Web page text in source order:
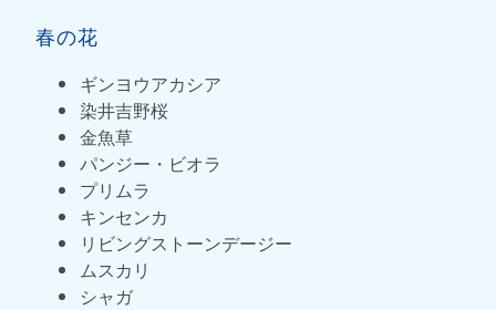
春の花
ギンヨウアカシア
染井吉野桜
金魚草
パンジー・ビオラ
プリムラ
キンセンカ
リビングストーンデージー
ムスカリ
シャガ